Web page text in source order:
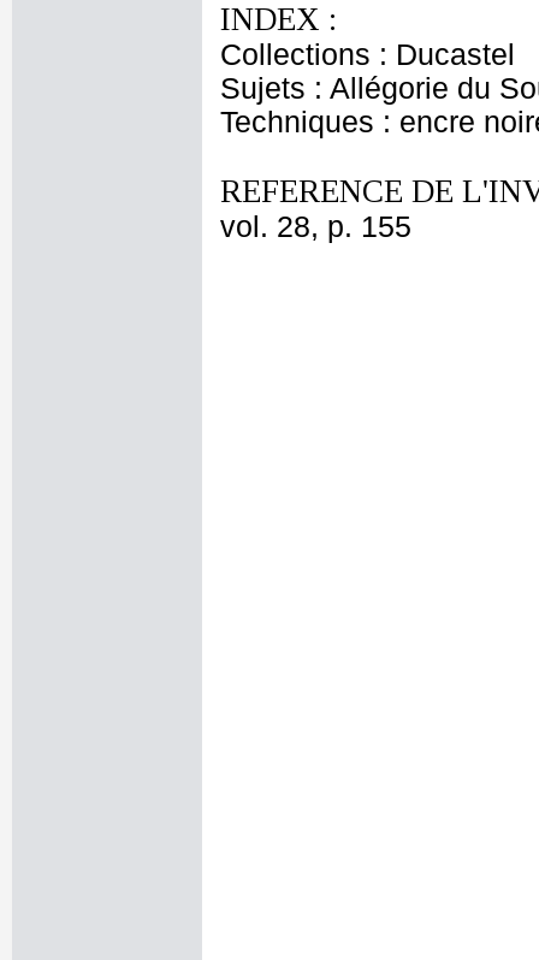
INDEX :
Collections : Ducastel
Sujets : Allégorie du
Techniques : encre
REFERENCE DE
vol. 28, p. 155